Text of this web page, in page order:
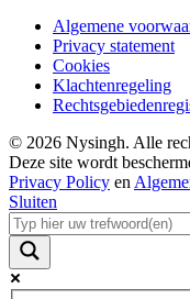
Algemene
Privacy statement
Cookies
Klachtenregeling
© 2026 Nysingh. Alle
Deze site wordt
Privacy Policy en
Sluiten